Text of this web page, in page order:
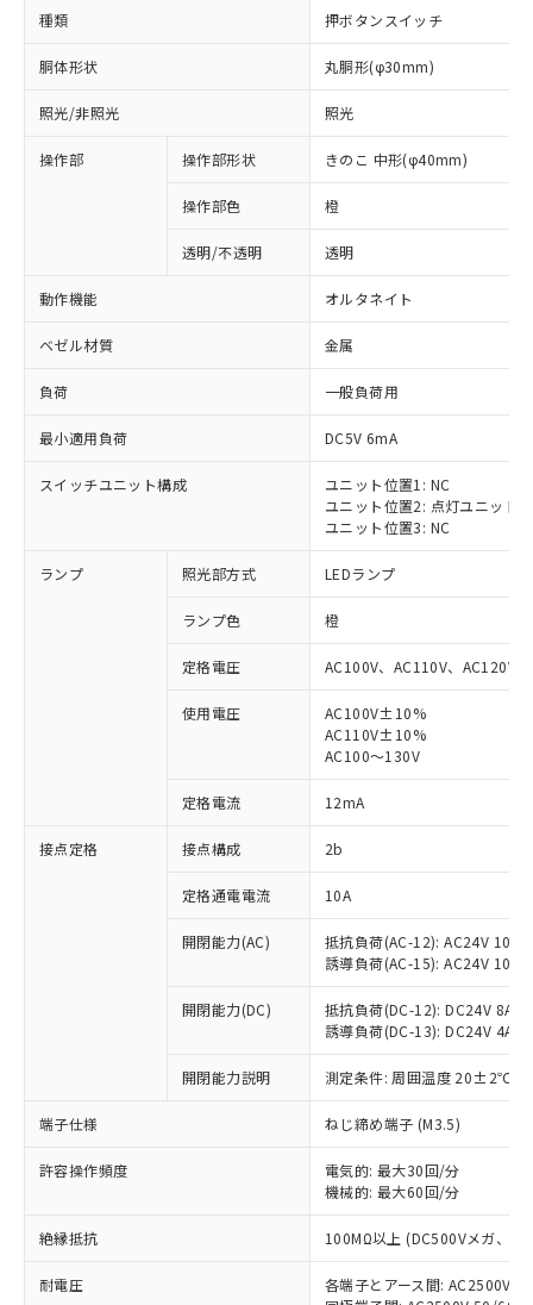
種類 押ボタンスイッチ
胴体形状 丸胴形(φ30mm)
照光/非照光 照光
操作部 操作部形状 きのこ 中形(φ40mm)
操作部色 橙
透明/不透明 透明
動作機能 オルタネイト
ベゼル材質 金属
負荷 一般負荷用
最小適用負荷 DC5V 6mA
スイッチユニット構成
ユニット位置1: NC
ユニット位置2: 点灯ユニット
ユニット位置3: NC
ランプ 照光部方式 LEDランプ
ランプ色 橙
定格電圧 AC100V、AC110V、AC120V
使用電圧
AC100V±10%
AC110V±10%
AC100～130V
定格電流 12mA
接点定格 接点構成 2b
定格通電電流 10A
開閉能力(AC)
抵抗負荷(AC-12): AC24V 10A/
誘導負荷(AC-15): AC24V
開閉能力(DC)
抵抗負荷(DC-12): DC24V 8A/
誘導負荷(DC-13): DC24V 4A/
開閉能力説明 測定条件: 周囲温度 20±2℃、
端子仕様 ねじ締め端子 (M3.5)
許容操作頻度
電気的: 最大30回/分
機械的: 最大60回/分
絶縁抵抗 100MΩ以上 (DC500Vメガ、点
耐電圧
各端子とアース間: AC2500V
ご利用条件
以下の条件をお読みいただき、同意のうえ
本サービスは、当社制御機器事業取扱
商品の当社在庫状況および標準価格
(税抜)を提供させていただくもので
当社制御機器事業取扱商品の中には、
本サービスの対象外となる商品もある
ことをご了承ください。
在庫状況および標準価格照会結果は、
記載している更新日時点での社内デー
タに基づき作成されるものであり、閲
準価格とは異なる場合があることをご
対応済み：EU RoHS指令（10物質）の
非含有に対応した製品が提供可能な商品で
対応予定：EU RoHS指令（10物質）の非含
有に対応した製品に切り替える予定のある
対応予定なし：EU RoHS指令（10物質）の
非含有に非対応の商品で、対応品を出す予
調査・確認中：EU RoHS指令（10物質）の
非含有の対応状況を調査中または確認中の
非該当品：ライセンス料など無形物で、有
害物質有無と関係のない商品です。
仕入先様の事情により、非含有部品として
いたものが、含有品と判明した場合などや
むを得ず変更することがあります。
*EU RoHS指令（10物質）：
鉛(Pb) 1000ppm以下、 水銀(Hg) 1000ppm以下、 カド
六価クロム(Cr(Ⅵ)) 1000ppm以下、ポリ臭化ビフェニル
「○」：最大均質材料含有率が中国RoHSの
基準値以下であることを示します。
「×」：最大均質材料含有率が中国RoHSの
基準値を超えていることを示します。
「－」：未確認です。当社販売部門へお問
当社は、これら貴社製品のうち、外国
為替および外国貿易法に定める商品
（以下｢規制貨物等」という）を輸出
または国外への提供する場合は、日本
国政府の輸出許可(または役務取引許
可)を取得するなどの必要な手続きを